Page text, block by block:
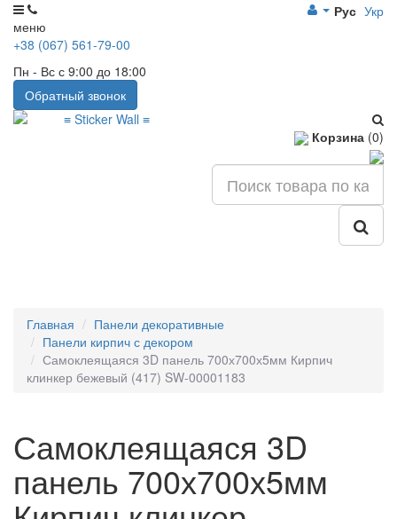
меню
Рус Укр
+38 (067) 561-79-00
Пн - Вс с 9:00 до 18:00
Обратный звонок
Корзина (0)
Главная
Панели декоративные
Панели кирпич с декором
Самоклеящаяся 3D панель 700х700х5мм Кирпич
клинкер бежевый (417) SW-00001183
Самоклеящаяся 3D
панель 700х700х5мм